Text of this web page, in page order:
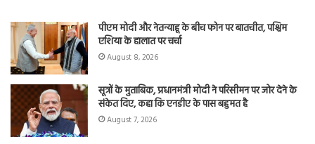
पीएम मोदी और नेतन्याहू के बीच फोन पर बातचीत, पश्चिम
एशिया के हालात पर चर्चा
August 8, 2026
सूत्रों के मुताबिक, प्रधानमंत्री मोदी ने परिसीमन पर जोर देने के
संकेत दिए, कहा कि एनडीए के पास बहुमत है
August 7, 2026